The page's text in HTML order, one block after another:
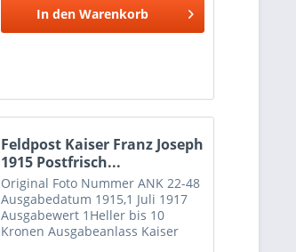
In den Warenkorb
Feldpost Kaiser Franz Joseph
1915 Postfrisch...
Original Foto Nummer ANK 22-48
Ausgabedatum 1915,1 Juli 1917
Ausgabewert 1Heller bis 10
Kronen Ausgabeanlass Kaiser